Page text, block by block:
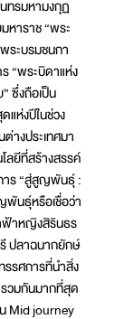
ทรมหามงกุฏ
หาราช “พระ
ระบรมชนกา
“พระบิดาแห่ง
ซึ่งถือเป็น
แห่งปีในช่วง
างประเทศมา
ลยีที่สร้างสรรค์
าร “สู่สูญพันธุ์ :
นธุ์หรือเชื่อว่า
ฟ้าหญิงสิรินธร
ปลาฉนากยักษ์
รรศการที่นำสิ่ง
วมกันมากที่สุด
Mid journey